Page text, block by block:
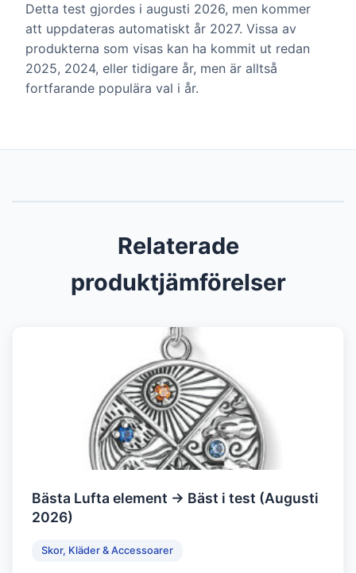
Detta test gjordes i augusti 2026, men kommer
att uppdateras automatiskt år 2027. Vissa av
produkterna som visas kan ha kommit ut redan
2025, 2024, eller tidigare år, men är alltså
fortfarande populära val i år.
Relaterade
produktjämförelser
Bästa Lufta element → Bäst i test (Augusti
2026)
Skor, Kläder & Accessoarer